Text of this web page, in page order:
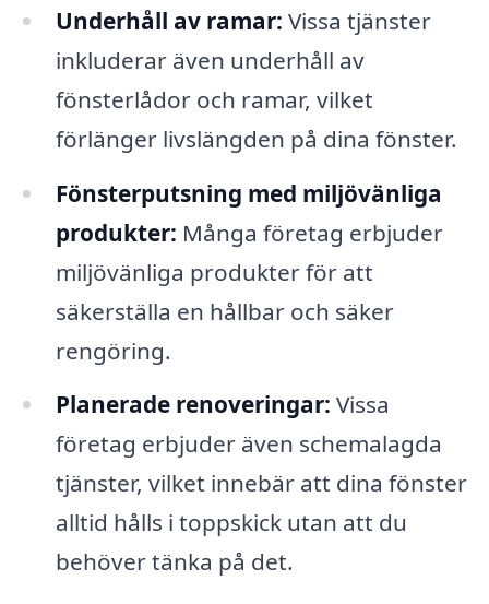
Underhåll av ramar: Vissa tjänster
inkluderar även underhåll av
fönsterlådor och ramar, vilket
förlänger livslängden på dina fönster.
Fönsterputsning med miljövänliga
produkter: Många företag erbjuder
miljövänliga produkter för att
säkerställa en hållbar och säker
rengöring.
Planerade renoveringar: Vissa
företag erbjuder även schemalagda
tjänster, vilket innebär att dina fönster
alltid hålls i toppskick utan att du
behöver tänka på det.